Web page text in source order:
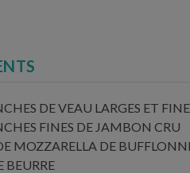
DE VEAU LARGES ET
FINES DE JAMBON CRU
MOZZARELLA DE
BEURRE